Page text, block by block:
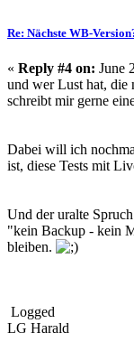
Re: Nächste WB-
« Reply #4 on: June
und wer Lust hat, die
schreibt mir gerne
Dabei will ich
ist, diese Tests mit
Und der uralte
"kein Backup - kein
bleiben.
Logged
LG Harald